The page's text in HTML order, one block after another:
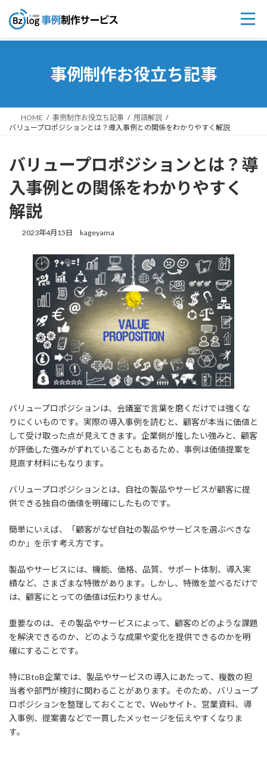
へ
ョ
事例制作お役立ち記事
HOME 事例制作お役立ち記事
用語解説
バリュープロポジションとは？導入事例との関係をわかりやすく解説
バリュープロポジションとは？導
入事例との関係をわかりやすく
解説
2023年4月15日 kageyama
バリュープロポジションは、会議室で言葉を磨くだけでは強くな
りにくいものです。実際の導入事例を読むと、顧客が本当に価値と
して受け取った点が見えてきます。企業側が推したい強みと、顧客
が評価した強みがずれていることもあるため、事例は価値提案を
見直す材料にもなります。
バリュープロポジションとは、自社の製品やサービスが顧客に提
供できる独自の価値を明確にしたものです。
簡単にいえば、「顧客がなぜ自社の製品やサービスを選ぶべきな
のか」を示す考え方です。
製品やサービスには、機能、価格、品質、サポート体制、導入実
績など、さまざまな特徴があります。しかし、特徴を並べるだけで
は、顧客にとっての価値は伝わりません。
重要なのは、その製品やサービスによって、顧客のどのような課題
を解決できるのか、どのような成果や変化を提供できるのかを明
確にすることです。
特にBtoB企業では、製品やサービスの導入にあたって、複数の担
当者や部門が検討に関わることがあります。そのため、バリュープ
ロポジションを整理しておくことで、Webサイト、営業資料、導
入事例、提案書などで一貫したメッセージを伝えやすくなりま
す。